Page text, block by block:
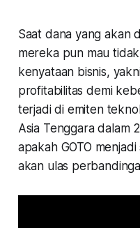
Saat dana yang akan
mereka pun mau
kenyataan bisnis,
profitabilitas demi
terjadi di emiten
Asia Tenggara dalam
apakah GOTO
akan ulas